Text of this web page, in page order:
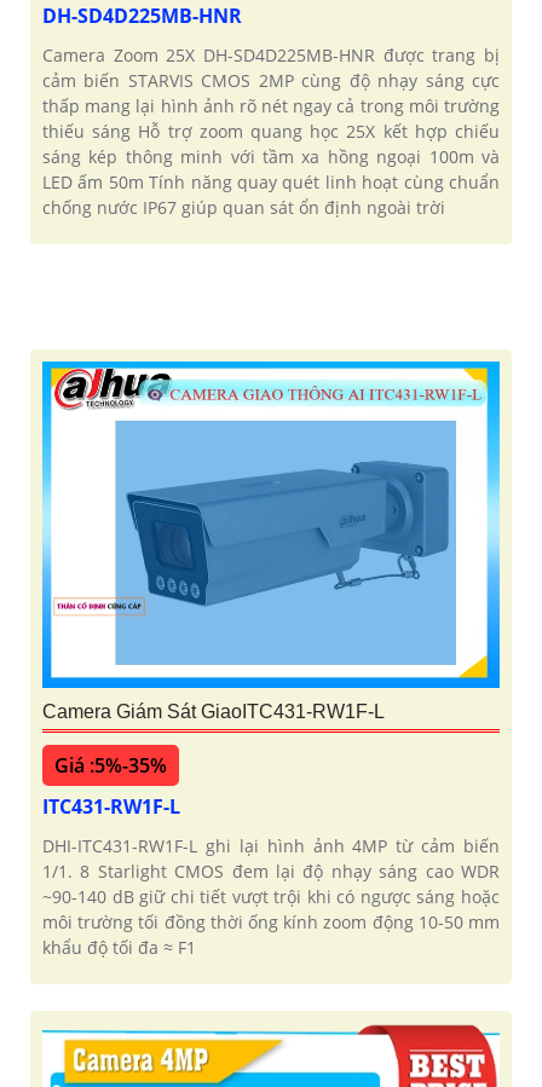
DH-SD4D225MB-HNR
Camera Zoom 25X DH-SD4D225MB-HNR được trang bị
cảm biến STARVIS CMOS 2MP cùng độ nhạy sáng cực
thấp mang lại hình ảnh rõ nét ngay cả trong môi trường
thiếu sáng Hỗ trợ zoom quang học 25X kết hợp chiếu
sáng kép thông minh với tầm xa hồng ngoại 100m và
LED ấm 50m Tính năng quay quét linh hoạt cùng chuẩn
chống nước IP67 giúp quan sát ổn định ngoài trời
Camera Giám Sát GiaoITC431-RW1F-L
Giá :5%-35%
ITC431-RW1F-L
DHI-ITC431-RW1F-L ghi lại hình ảnh 4MP từ cảm biến
1/1. 8 Starlight CMOS đem lại độ nhạy sáng cao WDR
~90-140 dB giữ chi tiết vượt trội khi có ngược sáng hoặc
môi trường tối đồng thời ống kính zoom động 10-50 mm
khẩu độ tối đa ≈ F1